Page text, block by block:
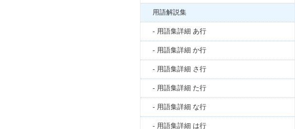
用語解説集
用語集詳細 あ行
用語集詳細 か行
用語集詳細 さ行
用語集詳細 た行
用語集詳細 な行
用語集詳細 は行